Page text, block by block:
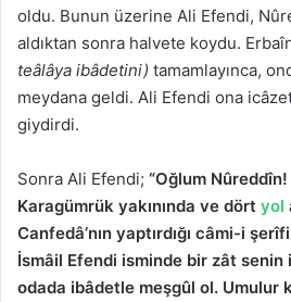
oldu. Bunun üzerine Ali Efendi,
aldıktan sonra halvete koydu.
teâlâya ibâdetini) tamamlayınca,
meydana geldi. Ali Efendi ona
giydirdi.
Sonra Ali Efendi; “Oğlum
Karagümrük yakınında ve dört yol
Canfedâ’nın yaptırdığı câmi-i
İsmâil Efendi isminde bir zât senin
odada ibâdetle meşgûl ol. Umulur